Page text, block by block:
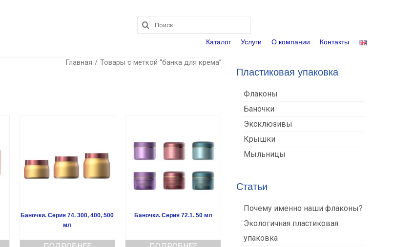
Поиск:
Каталог Услуги О компании Контакты
Главная / Товары с меткой “банка для крема”
Баночки. Серия 74. 300, 400, 500
мл
Баночки. Серия 72.1. 50 мл
Пластиковая упаковка
Флаконы
Баночки
Эксклюзивы
Крышки
Мыльницы
Статьи
Почему именно наши флаконы?
Экологичная пластиковая
упаковка